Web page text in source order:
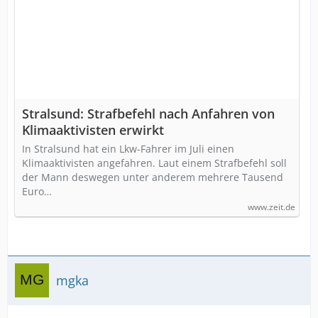
Stralsund: Strafbefehl nach Anfahren von
Klimaaktivisten erwirkt
In Stralsund hat ein Lkw-Fahrer im Juli einen
Klimaaktivisten angefahren. Laut einem Strafbefehl soll
der Mann deswegen unter anderem mehrere Tausend
Euro…
www.zeit.de
mgka